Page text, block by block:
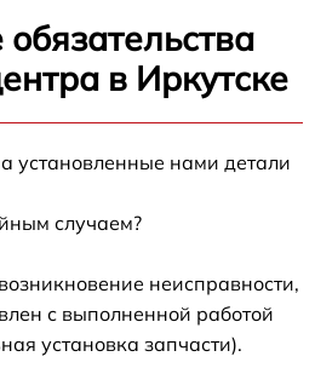
в Иркутске
установленные нами детали
случаем?
неисправности,
с выполненной работой
установка запчасти).